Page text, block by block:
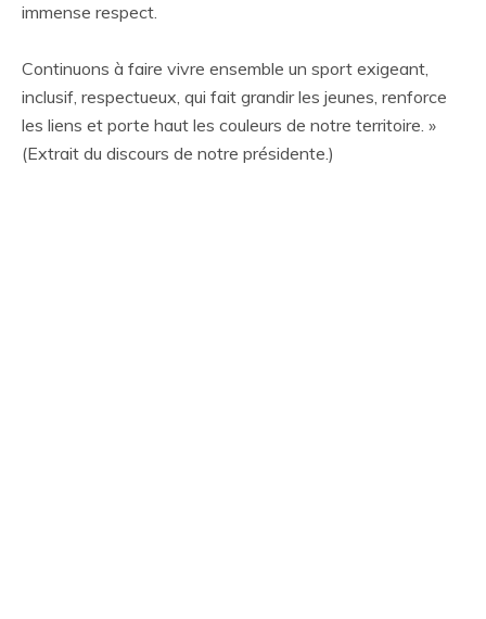
immense respect.
Continuons à faire vivre ensemble un sport exigeant,
inclusif, respectueux, qui fait grandir les jeunes, renforce
les liens et porte haut les couleurs de notre territoire. »
(Extrait du discours de notre présidente.)